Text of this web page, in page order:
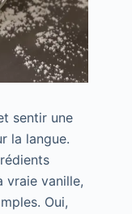
sentir une
la langue.
vraie vanille,
Oui,